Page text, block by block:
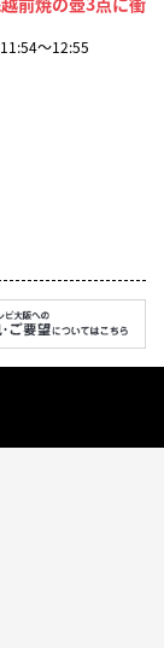
〜12:55